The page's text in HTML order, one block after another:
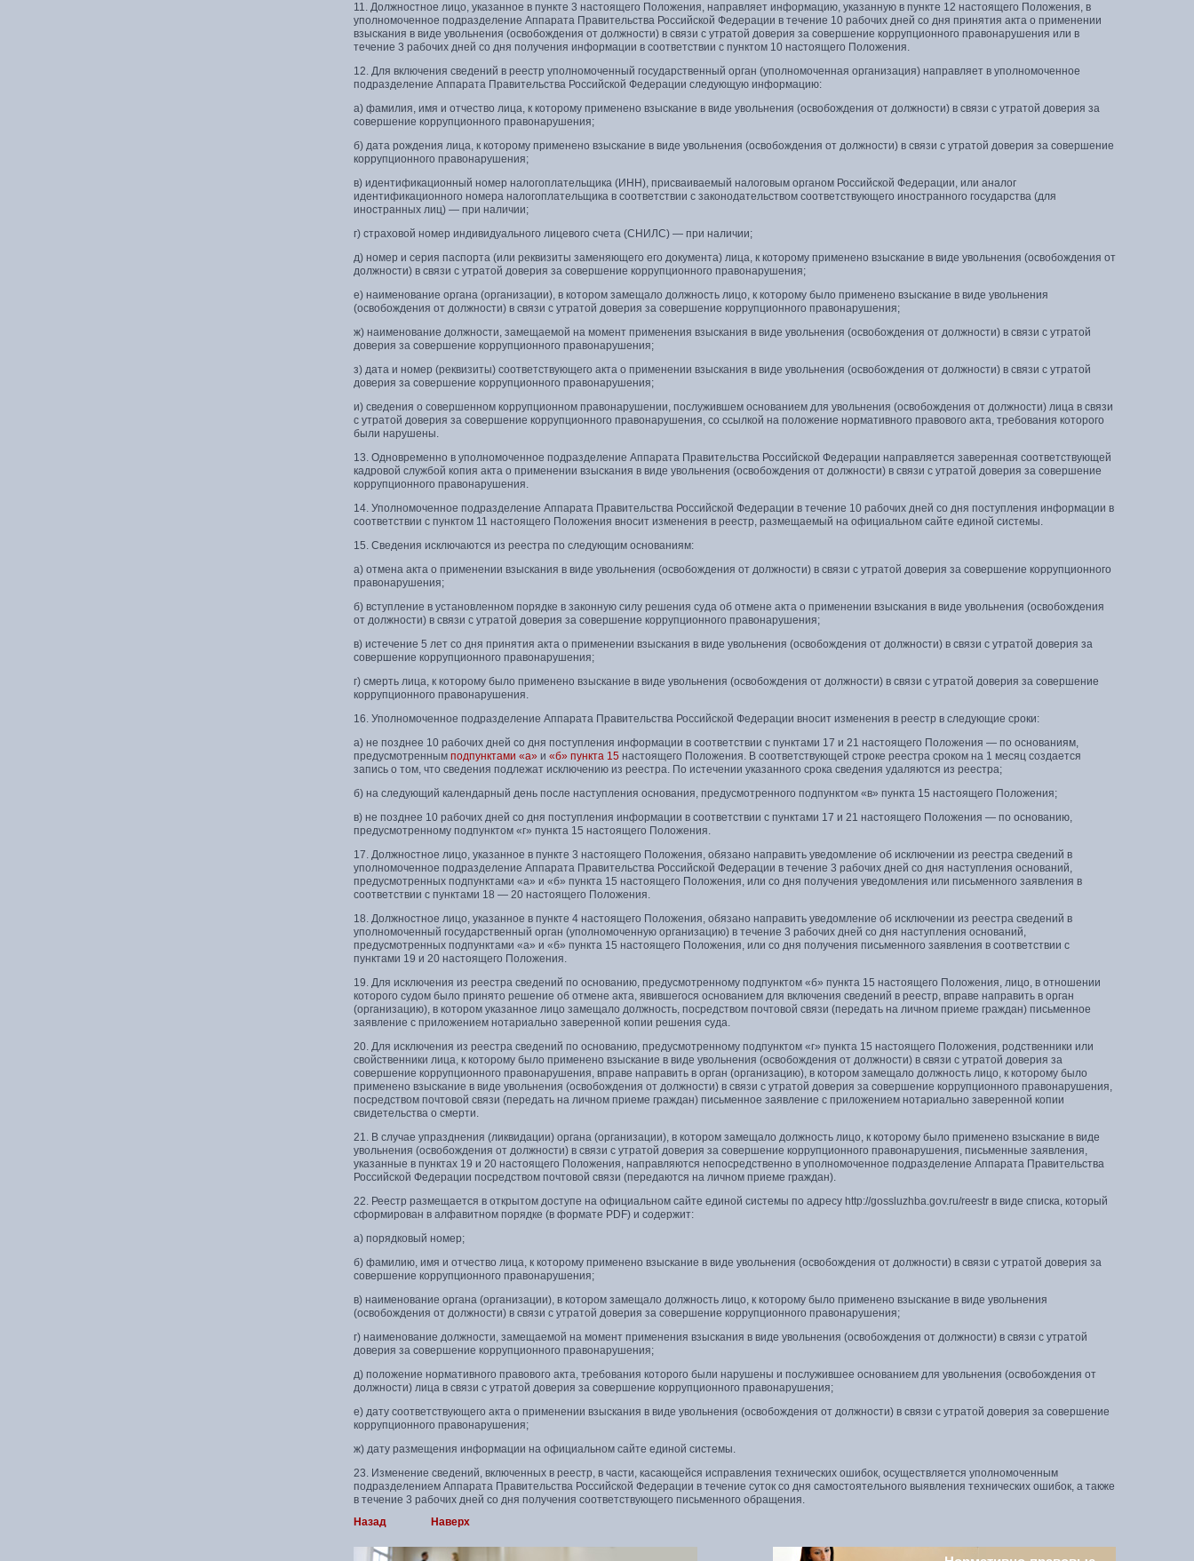
11. Должностное лицо, указанное в пункте 3 настоящего Положения, направляет информацию, указанную в пункте 12 настоящего Положения, в
уполномоченное подразделение Аппарата Правительства Российской Федерации в течение 10 рабочих дней со дня принятия акта о применении
взыскания в виде увольнения (освобождения от должности) в связи с утратой доверия за совершение коррупционного правонарушения или в
течение 3 рабочих дней со дня получения информации в соответствии с пунктом 10 настоящего Положения.
12. Для включения сведений в реестр уполномоченный государственный орган (уполномоченная организация) направляет в уполномоченное
подразделение Аппарата Правительства Российской Федерации следующую информацию:
а) фамилия, имя и отчество лица, к которому применено взыскание в виде увольнения (освобождения от должности) в связи с утратой доверия за
совершение коррупционного правонарушения;
б) дата рождения лица, к которому применено взыскание в виде увольнения (освобождения от должности) в связи с утратой доверия за совершение
коррупционного правонарушения;
в) идентификационный номер налогоплательщика (ИНН), присваиваемый налоговым органом Российской Федерации, или аналог
идентификационного номера налогоплательщика в соответствии с законодательством соответствующего иностранного государства (для
иностранных лиц) — при наличии;
г) страховой номер индивидуального лицевого счета (СНИЛС) — при наличии;
д) номер и серия паспорта (или реквизиты заменяющего его документа) лица, к которому применено взыскание в виде увольнения (освобождения от
должности) в связи с утратой доверия за совершение коррупционного правонарушения;
е) наименование органа (организации), в котором замещало должность лицо, к которому было применено взыскание в виде увольнения
(освобождения от должности) в связи с утратой доверия за совершение коррупционного правонарушения;
ж) наименование должности, замещаемой на момент применения взыскания в виде увольнения (освобождения от должности) в связи с утратой
доверия за совершение коррупционного правонарушения;
з) дата и номер (реквизиты) соответствующего акта о применении взыскания в виде увольнения (освобождения от должности) в связи с утратой
доверия за совершение коррупционного правонарушения;
и) сведения о совершенном коррупционном правонарушении, послужившем основанием для увольнения (освобождения от должности) лица в связи
с утратой доверия за совершение коррупционного правонарушения, со ссылкой на положение нормативного правового акта, требования которого
были нарушены.
13. Одновременно в уполномоченное подразделение Аппарата Правительства Российской Федерации направляется заверенная соответствующей
кадровой службой копия акта о применении взыскания в виде увольнения (освобождения от должности) в связи с утратой доверия за совершение
коррупционного правонарушения.
14. Уполномоченное подразделение Аппарата Правительства Российской Федерации в течение 10 рабочих дней со дня поступления информации в
соответствии с пунктом 11 настоящего Положения вносит изменения в реестр, размещаемый на официальном сайте единой системы.
15. Сведения исключаются из реестра по следующим основаниям:
а) отмена акта о применении взыскания в виде увольнения (освобождения от должности) в связи с утратой доверия за совершение коррупционного
правонарушения;
б) вступление в установленном порядке в законную силу решения суда об отмене акта о применении взыскания в виде увольнения (освобождения
от должности) в связи с утратой доверия за совершение коррупционного правонарушения;
в) истечение 5 лет со дня принятия акта о применении взыскания в виде увольнения (освобождения от должности) в связи с утратой доверия за
совершение коррупционного правонарушения;
г) смерть лица, к которому было применено взыскание в виде увольнения (освобождения от должности) в связи с утратой доверия за совершение
коррупционного правонарушения.
16. Уполномоченное подразделение Аппарата Правительства Российской Федерации вносит изменения в реестр в следующие сроки:
а) не позднее 10 рабочих дней со дня поступления информации в соответствии с пунктами 17 и 21 настоящего Положения — по основаниям,
предусмотренным подпунктами «а» и «б» пункта 15 настоящего Положения. В соответствующей строке реестра сроком на 1 месяц создается
запись о том, что сведения подлежат исключению из реестра. По истечении указанного срока сведения удаляются из реестра;
б) на следующий календарный день после наступления основания, предусмотренного подпунктом «в» пункта 15 настоящего Положения;
в) не позднее 10 рабочих дней со дня поступления информации в соответствии с пунктами 17 и 21 настоящего Положения — по основанию,
предусмотренному подпунктом «г» пункта 15 настоящего Положения.
17. Должностное лицо, указанное в пункте 3 настоящего Положения, обязано направить уведомление об исключении из реестра сведений в
уполномоченное подразделение Аппарата Правительства Российской Федерации в течение 3 рабочих дней со дня наступления оснований,
предусмотренных подпунктами «а» и «б» пункта 15 настоящего Положения, или со дня получения уведомления или письменного заявления в
соответствии с пунктами 18 — 20 настоящего Положения.
18. Должностное лицо, указанное в пункте 4 настоящего Положения, обязано направить уведомление об исключении из реестра сведений в
уполномоченный государственный орган (уполномоченную организацию) в течение 3 рабочих дней со дня наступления оснований,
предусмотренных подпунктами «а» и «б» пункта 15 настоящего Положения, или со дня получения письменного заявления в соответствии с
пунктами 19 и 20 настоящего Положения.
19. Для исключения из реестра сведений по основанию, предусмотренному подпунктом «б» пункта 15 настоящего Положения, лицо, в отношении
которого судом было принято решение об отмене акта, явившегося основанием для включения сведений в реестр, вправе направить в орган
(организацию), в котором указанное лицо замещало должность, посредством почтовой связи (передать на личном приеме граждан) письменное
заявление с приложением нотариально заверенной копии решения суда.
20. Для исключения из реестра сведений по основанию, предусмотренному подпунктом «г» пункта 15 настоящего Положения, родственники или
свойственники лица, к которому было применено взыскание в виде увольнения (освобождения от должности) в связи с утратой доверия за
совершение коррупционного правонарушения, вправе направить в орган (организацию), в котором замещало должность лицо, к которому было
применено взыскание в виде увольнения (освобождения от должности) в связи с утратой доверия за совершение коррупционного правонарушения,
посредством почтовой связи (передать на личном приеме граждан) письменное заявление с приложением нотариально заверенной копии
свидетельства о смерти.
21. В случае упразднения (ликвидации) органа (организации), в котором замещало должность лицо, к которому было применено взыскание в виде
увольнения (освобождения от должности) в связи с утратой доверия за совершение коррупционного правонарушения, письменные заявления,
указанные в пунктах 19 и 20 настоящего Положения, направляются непосредственно в уполномоченное подразделение Аппарата Правительства
Российской Федерации посредством почтовой связи (передаются на личном приеме граждан).
22. Реестр размещается в открытом доступе на официальном сайте единой системы по адресу http://gossluzhba.gov.ru/reestr в виде списка, который
сформирован в алфавитном порядке (в формате PDF) и содержит:
а) порядковый номер;
б) фамилию, имя и отчество лица, к которому применено взыскание в виде увольнения (освобождения от должности) в связи с утратой доверия за
совершение коррупционного правонарушения;
в) наименование органа (организации), в котором замещало должность лицо, к которому было применено взыскание в виде увольнения
(освобождения от должности) в связи с утратой доверия за совершение коррупционного правонарушения;
г) наименование должности, замещаемой на момент применения взыскания в виде увольнения (освобождения от должности) в связи с утратой
доверия за совершение коррупционного правонарушения;
д) положение нормативного правового акта, требования которого были нарушены и послужившее основанием для увольнения (освобождения от
должности) лица в связи с утратой доверия за совершение коррупционного правонарушения;
е) дату соответствующего акта о применении взыскания в виде увольнения (освобождения от должности) в связи с утратой доверия за совершение
коррупционного правонарушения;
ж) дату размещения информации на официальном сайте единой системы.
23. Изменение сведений, включенных в реестр, в части, касающейся исправления технических ошибок, осуществляется уполномоченным
подразделением Аппарата Правительства Российской Федерации в течение суток со дня самостоятельного выявления технических ошибок, а также
в течение 3 рабочих дней со дня получения соответствующего письменного обращения.
Назад
Наверх